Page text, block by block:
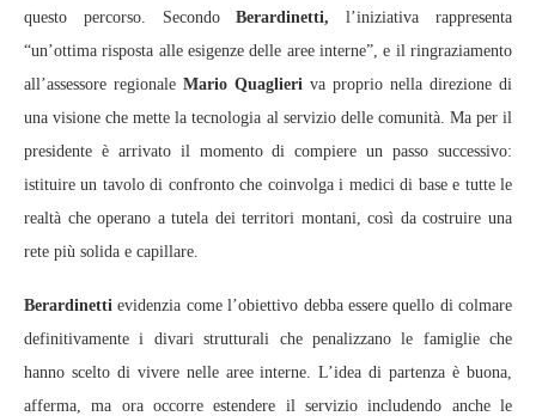
questo percorso. SecondoBerardinetti, l’iniziativa rappresenta
“un’ottima risposta alle esigenze delle aree interne”, e il ringraziamento
all’assessore regionale Mario Quaglieri va proprio nella direzione di
una visione che mette la tecnologia al servizio delle comunità. Ma per il
presidente è arrivato il momento di compiere un passo successivo:
istituire un tavolo di confronto che coinvolga i medici di base e tutte le
realtà che operano a tutela dei territori montani, così da costruire una
rete più solida e capillare.
Berardinetti evidenzia come l’obiettivo debba essere quello di colmare
definitivamente i divari strutturali che penalizzano le famiglie che
hanno scelto di vivere nelle aree interne. L’idea di partenza è buona,
afferma, ma ora occorre estendere il servizio includendo anche le